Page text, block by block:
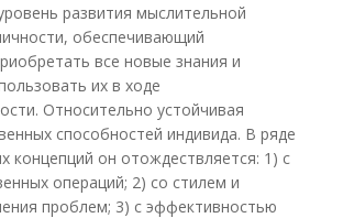
развития мыслительной
обеспечивающий
все новые знания и
их в ходе
Относительно устойчивая
способностей индивида. В ряде
концепций он отождествляется: 1) с
операций; 2) со стилем и
проблем; 3) с эффективностью